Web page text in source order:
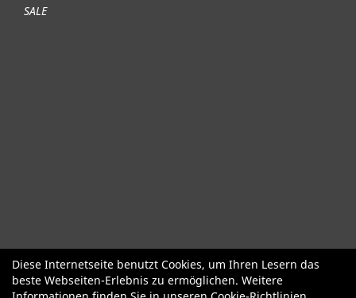
SALE
Fahrräder Gute gebrauchte Fahrräder
Roller + Laufräder
Fahrradzubehör
Fahrradteile
Bekleidung Helme Schuhe
Diese Internetseite benutzt Cookies, um Ihren Lesern das
beste Webseiten-Erlebnis zu ermöglichen. Weitere